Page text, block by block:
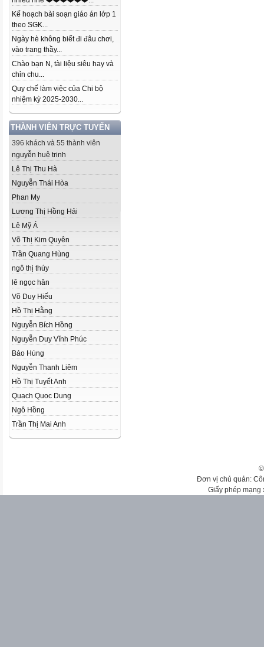
Kế hoạch bài soạn giáo án lớp 1
theo SGK...
Ngày hè không biết đi đâu chơi,
vào trang thầy...
Chào bạn N, tài liệu siêu hay và
chỉn chu...
Quy chế làm việc của Chi bộ
nhiệm kỳ 2025-2030...
THÀNH VIÊN TRỰC TUYẾN
396 khách và 55 thành viên
nguyễn huệ trinh
Lê Thị Thu Hà
Nguyễn Thái Hòa
Phan My
Lương Thị Hồng Hải
Lê Mỹ Á
Võ Thị Kim Quyên
Trần Quang Hùng
ngô thị thúy
lê ngọc hân
Võ Duy Hiếu
Hồ Thị Hằng
Nguyễn Bích Hồng
Nguyễn Duy Vĩnh Phúc
Bảo Hùng
Nguyễn Thanh Liêm
Hồ Thị Tuyết Anh
Quach Quoc Dung
Ngô Hồng
Trần Thị Mai Anh
Đơn vị chủ quản:
Giấy phép mạng